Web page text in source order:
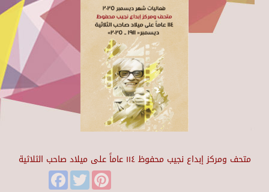
متحف ومركز إبداع نجيب محفوظ ١١٤ عاماً على ميلاد صاحب الثلاثية
FacebookTwitter